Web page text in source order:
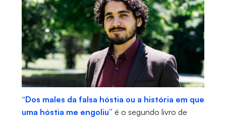
“Dos males da falsa hóstia ou a história em que
uma hóstia me engoliu” é o segundo livro de